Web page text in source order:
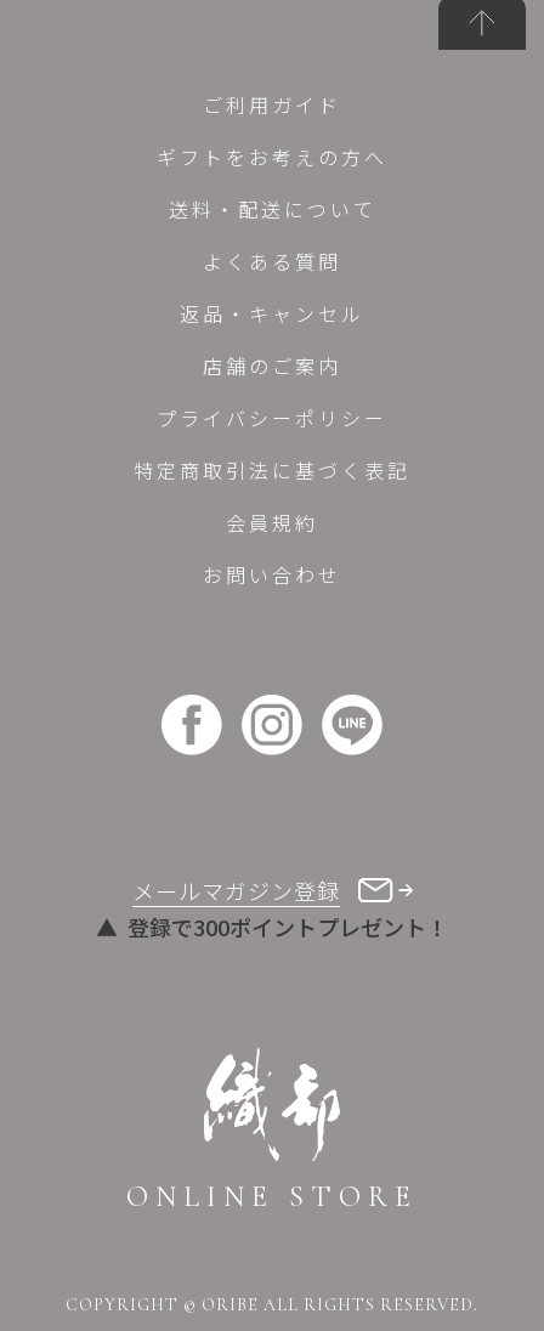
ONLINE STORE
メールマガジン登録
登録で300ポイントプレゼント！
ご利用ガイド
ギフトをお考えの方へ
送料・配送について
よくある質問
返品・キャンセル
店舗のご案内
プライバシーポリシー
特定商取引法に基づく表記
会員規約
お問い合わせ
COPYRIGHT © ORIBE ALL RIGHTS RESERVED.